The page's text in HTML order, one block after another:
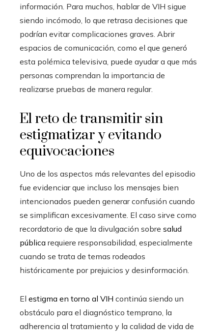
información. Para muchos, hablar de VIH sigue
siendo incómodo, lo que retrasa decisiones que
podrían evitar complicaciones graves. Abrir
espacios de comunicación, como el que generó
esta polémica televisiva, puede ayudar a que más
personas comprendan la importancia de
realizarse pruebas de manera regular.
El reto de transmitir sin
estigmatizar y evitando
equivocaciones
Uno de los aspectos más relevantes del episodio
fue evidenciar que incluso los mensajes bien
intencionados pueden generar confusión cuando
se simplifican excesivamente. El caso sirve como
recordatorio de que la divulgación sobre salud
pública requiere responsabilidad, especialmente
cuando se trata de temas rodeados
históricamente por prejuicios y desinformación.
El estigma en torno al VIH continúa siendo un
obstáculo para el diagnóstico temprano, la
adherencia al tratamiento y la calidad de vida de